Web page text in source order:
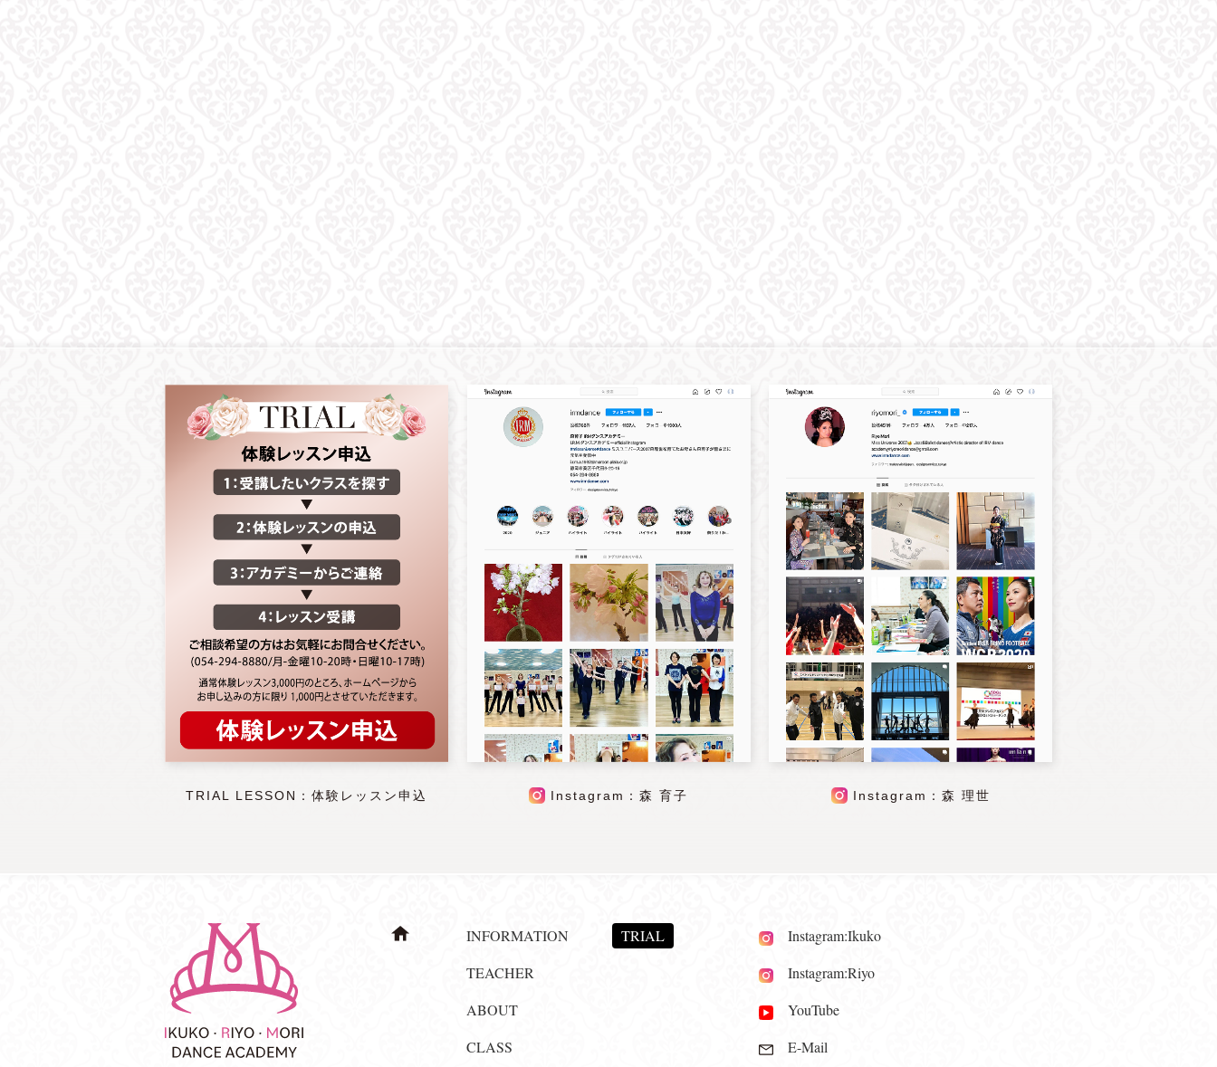
TRIAL LESSON：体験レッスン申込 Instagram：森 育子 Instagram：森 理世
INFORMATION
TEACHER
ABOUT
CLASS
TRIAL
Instagram:Ikuko
Instagram:Riyo
YouTube
E-Mail